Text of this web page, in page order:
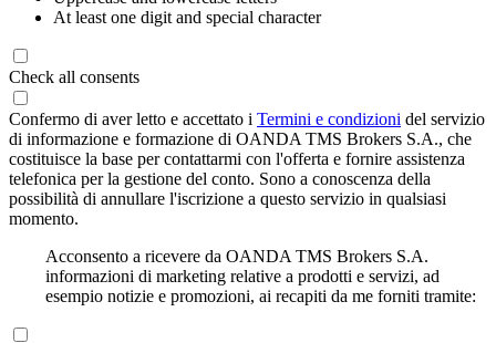
At least one digit and special character
Check all consents
Confermo di aver letto e accettato i Termini e condizioni del servizio
di informazione e formazione di OANDA TMS Brokers S.A., che
costituisce la base per contattarmi con l'offerta e fornire assistenza
telefonica per la gestione del conto. Sono a conoscenza della
possibilità di annullare l'iscrizione a questo servizio in qualsiasi
momento.
Acconsento a ricevere da OANDA TMS Brokers S.A.
informazioni di marketing relative a prodotti e servizi, ad
esempio notizie e promozioni, ai recapiti da me forniti tramite: